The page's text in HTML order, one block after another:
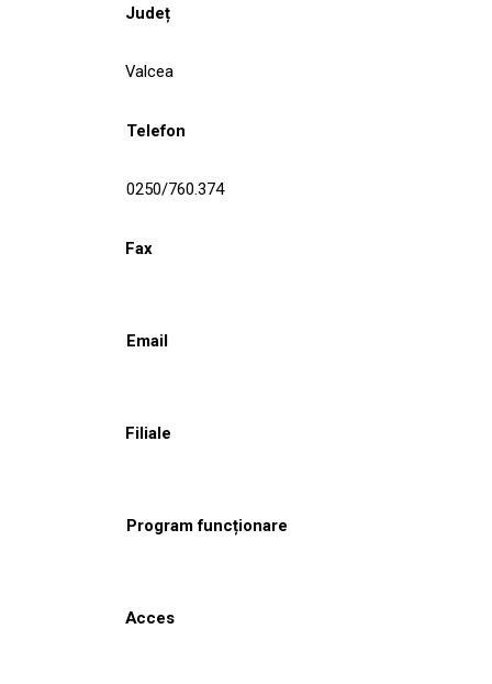
Județ
Valcea
Telefon
0250/760.374
Fax
Email
Filiale
Program funcționare
Acces